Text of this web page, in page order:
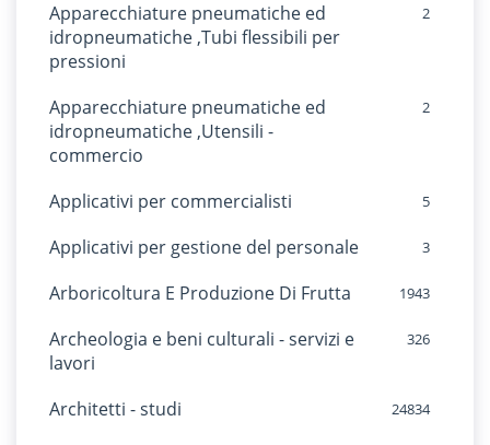
Apparecchiature pneumatiche ed
idropneumatiche ,Tubi flessibili per
pressioni
2
Apparecchiature pneumatiche ed
idropneumatiche ,Utensili -
commercio
2
Applicativi per commercialisti 5
Applicativi per gestione del personale 3
Arboricoltura E Produzione Di Frutta 1943
Archeologia e beni culturali - servizi e
lavori
326
Architetti - studi 24834